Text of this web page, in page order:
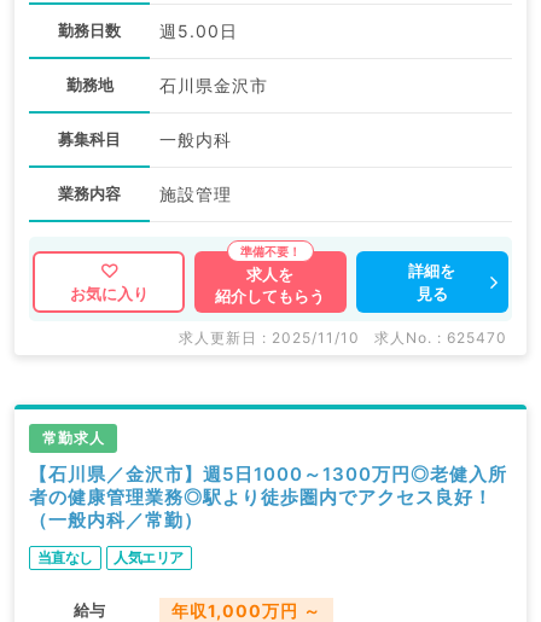
勤務日数 週5.00日
勤務地 石川県金沢市
募集科目 一般内科
業務内容 施設管理
お気に入り
求人を
紹介してもらう
詳細を
見る
求人更新日 : 2025/11/10 求人No. : 625470
常勤求人
【石川県／金沢市】週5日1000～1300万円◎老健入所
者の健康管理業務◎駅より徒歩圏内でアクセス良好！
（一般内科／常勤）
当直なし 人気エリア
給与 年収1,000万円 ～